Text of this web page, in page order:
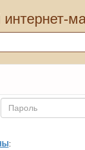
Пароль
: